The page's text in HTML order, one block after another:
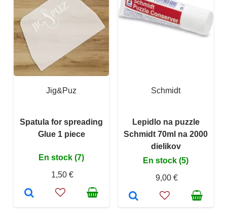
Jig&Puz
Spatula for spreading
Glue 1 piece
En stock (7)
1,50 €
Schmidt
Lepidlo na puzzle
Schmidt 70ml na 2000
dielikov
En stock (5)
9,00 €